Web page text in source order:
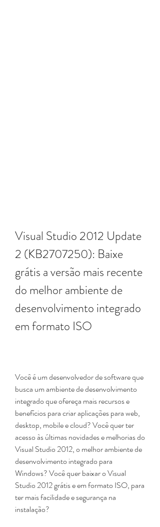
Visual Studio 2012 Update
2 (KB2707250): Baixe
grátis a versão mais recente
do melhor ambiente de
desenvolvimento integrado
em formato ISO
Você é um desenvolvedor de software que
busca um ambiente de desenvolvimento
integrado que ofereça mais recursos e
benefícios para criar aplicações para web,
desktop, mobile e cloud? Você quer ter
acesso às últimas novidades e melhorias do
Visual Studio 2012, o melhor ambiente de
desenvolvimento integrado para
Windows? Você quer baixar o Visual
Studio 2012 grátis e em formato ISO, para
ter mais facilidade e segurança na
instalação?